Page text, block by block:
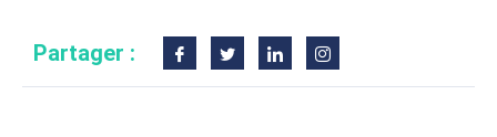
Partager :